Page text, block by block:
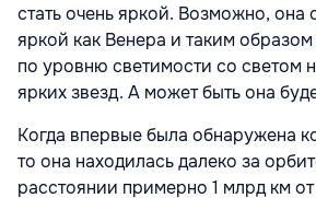
стать очень яркой. Возможно, она
яркой как Венера и таким
по уровню светимости со светом
ярких звезд. А может быть она
Когда впервые была обнаружена
то она находилась далеко за
расстоянии примерно 1 млрд км